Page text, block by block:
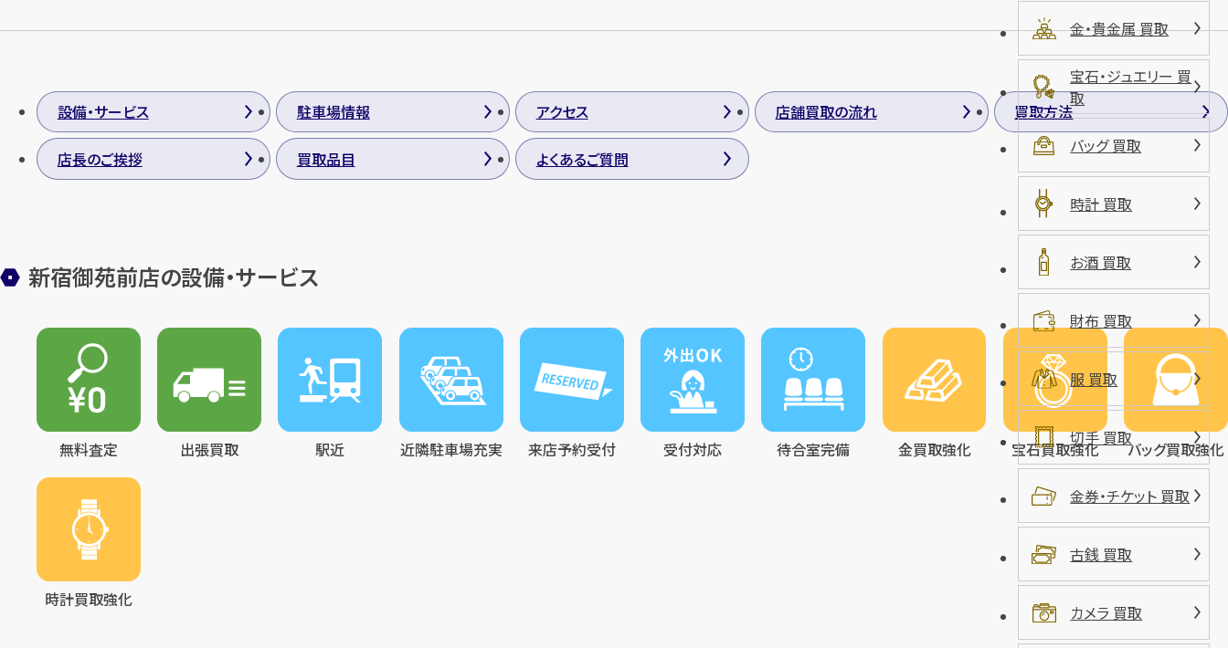
設備・サービス 駐車場情報 アクセス 店舗買取の流れ 買取方法
店長のご挨拶 買取品目 よくあるご質問
新宿御苑前店の設備・サービス
無料査定 出張買取 駅近 近隣駐車場充実 来店予約受付 受付対応 待合室完備 金買取強化 宝石買取強化 バッグ買取強化
時計買取強化
金・貴金属 買取
宝石・ジュエリー 買
取
バッグ 買取
時計 買取
お酒 買取
財布 買取
服 買取
切手 買取
金券・チケット 買取
古銭 買取
カメラ 買取